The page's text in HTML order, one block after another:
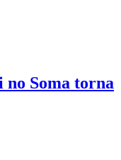
no Soma torna